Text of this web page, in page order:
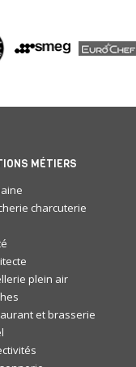
MÉTIERS
charcuterie
plein air
et brasserie